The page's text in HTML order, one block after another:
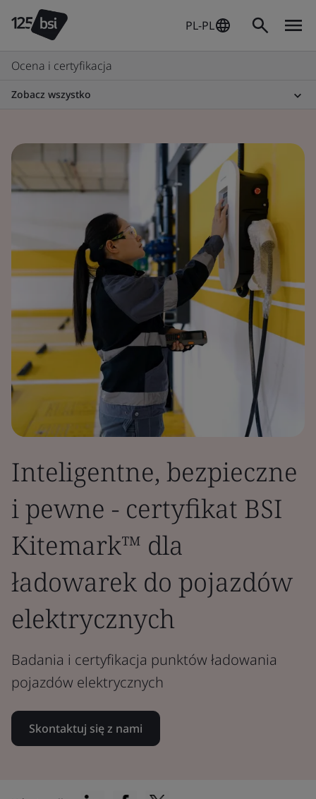
PL-PL
Ocena i certyfikacja
Zobacz wszystko
Inteligentne, bezpieczne
i pewne - certyfikat BSI
Kitemark™ dla
ładowarek do pojazdów
elektrycznych
Badania i certyfikacja punktów ładowania
pojazdów elektrycznych
Skontaktuj się z nami